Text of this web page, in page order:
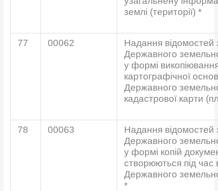
землі (території) *
77 00062
Надання відомостей
Державного
у формі
картографічної
Державного
кадастрової карти
78 00063
Надання відомостей
Державного
у формі копій
створюються під час
Державного
*